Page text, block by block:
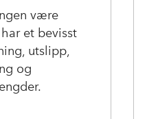
være
et bevisst
utslipp,
og